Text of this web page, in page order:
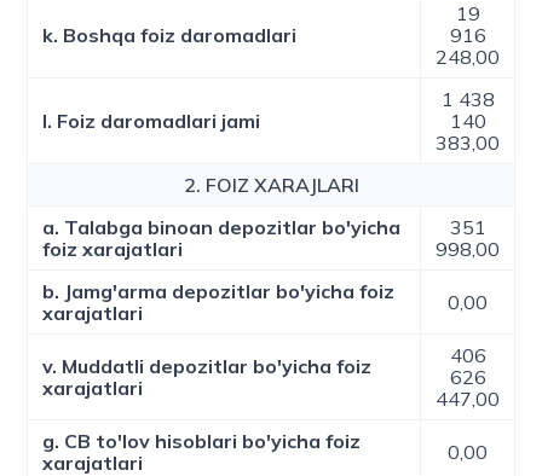
k. Boshqa foiz daromadlari
19
916
248,00
l. Foiz daromadlari jami
1 438
140
383,00
2. FOIZ XARAJLARI
a. Talabga binoan depozitlar bo'yicha
foiz xarajatlari
351
998,00
b. Jamg'arma depozitlar bo'yicha foiz
xarajatlari
0,00
v. Muddatli depozitlar bo'yicha foiz
xarajatlari
406
626
447,00
g. CB to'lov hisoblari bo'yicha foiz
xarajatlari
0,00